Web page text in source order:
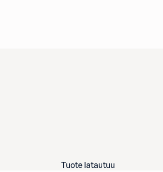
Tuote latautuu